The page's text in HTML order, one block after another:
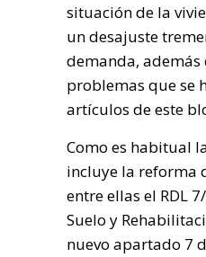
situación de la
un desajuste
demanda, además
problemas que se
artículos de este
Como es habitual
incluye la reforma
entre ellas el RDL
Suelo y
nuevo apartado 7